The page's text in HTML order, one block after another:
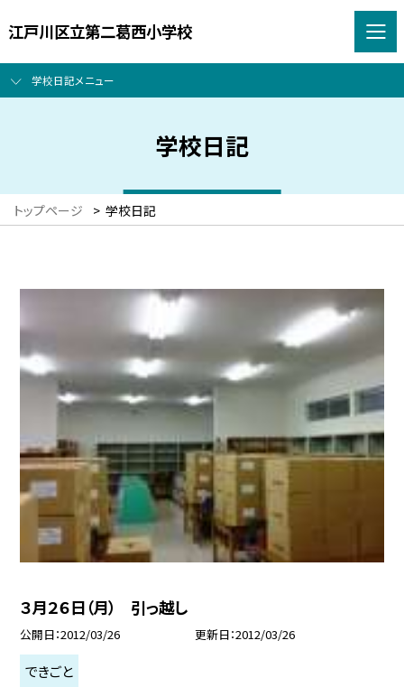
江戸川区立第二葛西小学校
学校日記メニュー
学校日記
トップページ > 学校日記
３月２６日（月） 引っ越し
公開日 2012/03/26 更新日 2012/03/26
できごと